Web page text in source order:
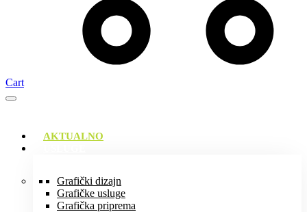
Cart
AKTUALNO
Grafički dizajn
Grafičke usluge
Grafička priprema